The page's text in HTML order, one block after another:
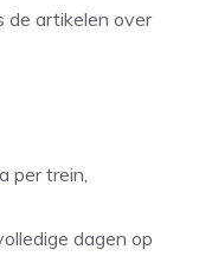
de artikelen over
per trein,
dagen op